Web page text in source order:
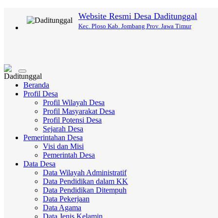
Website Resmi Desa Daditunggal
Kec. Ploso Kab. Jombang Prov. Jawa Timur
Toggle
navigation
Beranda
Profil Desa
Profil Wilayah Desa
Profil Masyarakat Desa
Profil Potensi Desa
Sejarah Desa
Pemerintahan Desa
Visi dan Misi
Pemerintah Desa
Data Desa
Data Wilayah Administratif
Data Pendidikan dalam KK
Data Pendidikan Ditempuh
Data Pekerjaan
Data Agama
Data Jenis Kelamin